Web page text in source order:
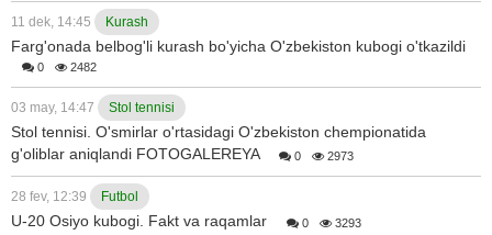
11 dek, 14:45 Kurash
Farg'onada belbog'li kurash bo'yicha O'zbekiston kubogi o'tkazildi
0 2482
03 may, 14:47 Stol tennisi
Stol tennisi. O'smirlar o'rtasidagi O'zbekiston chempionatida
g'oliblar aniqlandi FOTOGALEREYA
0 2973
28 fev, 12:39 Futbol
U-20 Osiyo kubogi. Fakt va raqamlar 0 3293